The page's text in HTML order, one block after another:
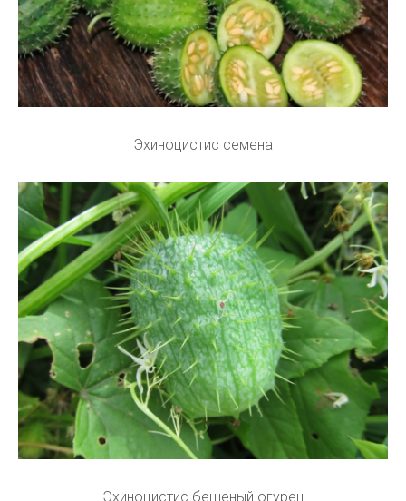
Эхиноцистис семена
Эхиноцистис бешеный огурец